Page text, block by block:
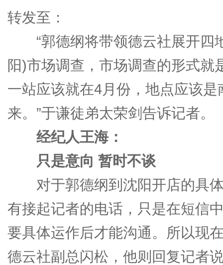
转发至：
“郭德纲将带领德云社展开四
阳)市场调查，市场调查的形式就
一站应该就在4月份，地点应该
来。”于谦徒弟太荣剑告诉记者。
经纪人王海：
只是意向 暂时不谈
对于郭德纲到沈阳开店的具体
有接起记者的电话，只是在短信
要具体运作后才能沟通。所以现
德云社副总闪松，他则回复记者